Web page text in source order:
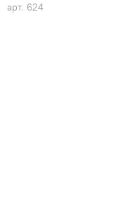
арт. 624